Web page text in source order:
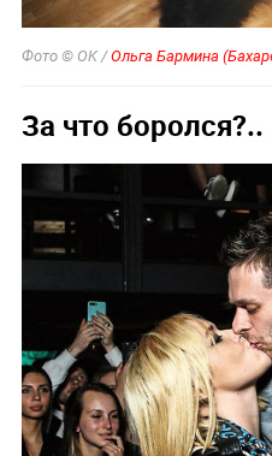
Фото © OK /Ольга Бармина
За что боролся?..